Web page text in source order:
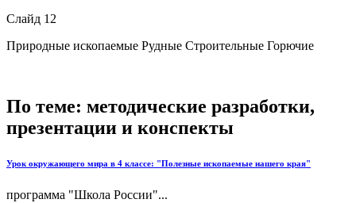
Слайд 12
Природные ископаемые Рудные Строительные Горючие
По теме: методические разработки,
презентации и конспекты
Урок окружающего мира в 4 классе: "Полезные ископаемые нашего края"
программа "Школа России"...